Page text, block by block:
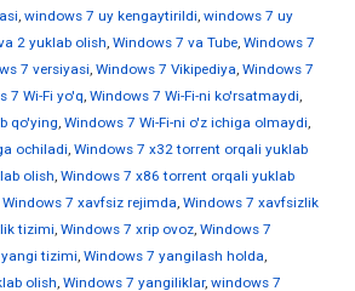
, windows 7 uy kengaytirildi, windows 7 uy
2 yuklab olish, Windows 7 va Tube, Windows 7
7 versiyasi, Windows 7 Vikipediya, Windows 7
7 Wi-Fi yo'q, Windows 7 Wi-Fi-ni ko'rsatmaydi,
qo'ying, Windows 7 Wi-Fi-ni o'z ichiga olmaydi,
ochiladi, Windows 7 x32 torrent orqali yuklab
olish, Windows 7 x86 torrent orqali yuklab
Windows 7 xavfsiz rejimda, Windows 7 xavfsizlik
tizimi, Windows 7 xrip ovoz, Windows 7
tizimi, Windows 7 yangilash holda,
olish, Windows 7 yangiliklar, windows 7